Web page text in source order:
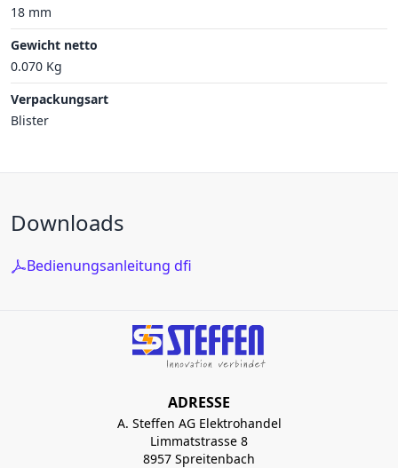
18 mm
Gewicht netto
0.070 Kg
Verpackungsart
Blister
Downloads
Bedienungsanleitung dfi
ADRESSE
A. Steffen AG Elektrohandel
Limmatstrasse 8
8957 Spreitenbach